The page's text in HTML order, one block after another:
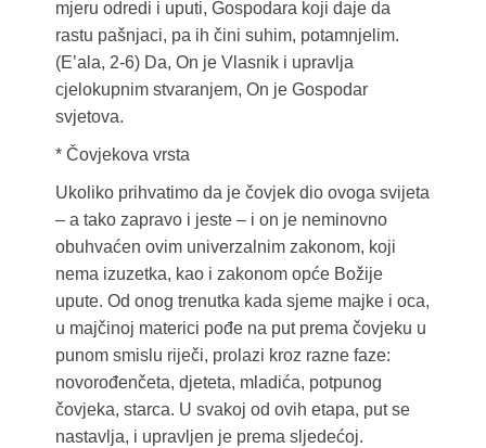
mjeru odredi i uputi, Gospodara koji daje da
rastu pašnjaci, pa ih čini suhim, potamnjelim.
(E’ala, 2-6) Da, On je Vlasnik i upravlja
cjelokupnim stvaranjem, On je Gospodar
svjetova.
* Čovjekova vrsta
Ukoliko prihvatimo da je čovjek dio ovoga svijeta
– a tako zapravo i jeste – i on je neminovno
obuhvaćen ovim univerzalnim zakonom, koji
nema izuzetka, kao i zakonom opće Božije
upute. Od onog trenutka kada sjeme majke i oca,
u majčinoj materici pođe na put prema čovjeku u
punom smislu riječi, prolazi kroz razne faze:
novorođenčeta, djeteta, mladića, potpunog
čovjeka, starca. U svakoj od ovih etapa, put se
nastavlja, i upravljen je prema sljedećoj.